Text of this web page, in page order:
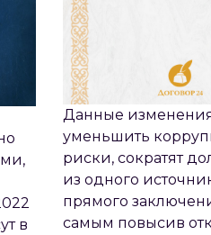
в
Данные
уменьшить
риски, сократят
из одного
прямого
самым повысив